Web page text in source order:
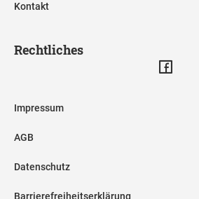
Kontakt
Rechtliches
Impressum
AGB
Datenschutz
Barrierefreiheitserklärung